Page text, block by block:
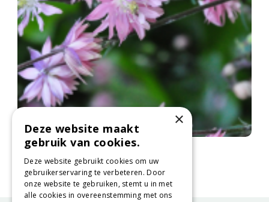
Wilde akelei
Aquilegia vulgaris 'Plena'
×
Deze website maakt
gebruik van cookies.
Deze website gebruikt cookies om uw
gebruikerservaring te verbeteren. Door
onze website te gebruiken, stemt u in met
alle cookies in overeenstemming met ons